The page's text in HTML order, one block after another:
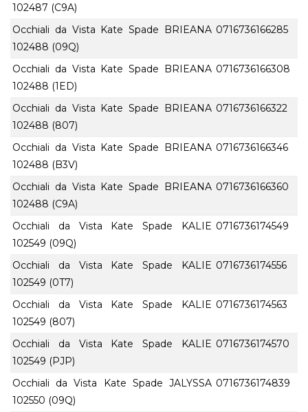
102487 (C9A)
Occhiali da Vista Kate Spade BRIEANA
102488 (09Q)
0716736166285
Occhiali da Vista Kate Spade BRIEANA
102488 (1ED)
0716736166308
Occhiali da Vista Kate Spade BRIEANA
102488 (807)
0716736166322
Occhiali da Vista Kate Spade BRIEANA
102488 (B3V)
0716736166346
Occhiali da Vista Kate Spade BRIEANA
102488 (C9A)
0716736166360
Occhiali da Vista Kate Spade KALIE
102549 (09Q)
0716736174549
Occhiali da Vista Kate Spade KALIE
102549 (0T7)
0716736174556
Occhiali da Vista Kate Spade KALIE
102549 (807)
0716736174563
Occhiali da Vista Kate Spade KALIE
102549 (PJP)
0716736174570
Occhiali da Vista Kate Spade JALYSSA
102550 (09Q)
0716736174839